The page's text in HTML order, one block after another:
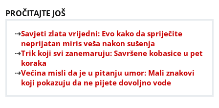
PROČITAJTE JOŠ
Savjeti zlata vrijedni: Evo kako da spriječite
neprijatan miris veša nakon sušenja
Trik koji svi zanemaruju: Savršene kobasice u pet
koraka
Većina misli da je u pitanju umor: Mali znakovi
koji pokazuju da ne pijete dovoljno vode